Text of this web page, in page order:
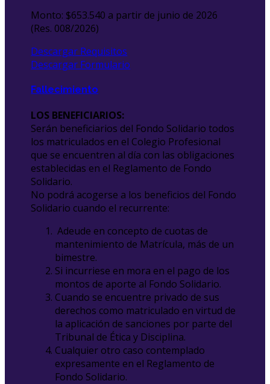
Monto: $653.540 a partir de junio de 2026
(Res. 008/2026)
Descargar Requisitos
Descargar Formulario
Fallecimiento
LOS BENEFICIARIOS:
Serán beneficiarios del Fondo Solidario todos
los matriculados en el Colegio Profesional
que se encuentren al día con las obligaciones
establecidas en el Reglamento de Fondo
Solidario.
No podrá acogerse a los beneficios del Fondo
Solidario cuando el recurrente:
Adeude en concepto de cuotas de
mantenimiento de Matrícula, más de un
bimestre.
Si incurriese en mora en el pago de los
montos de aporte al Fondo Solidario.
Cuando se encuentre privado de sus
derechos como matriculado en virtud de
la aplicación de sanciones por parte del
Tribunal de Ética y Disciplina.
Cualquier otro caso contemplado
expresamente en el Reglamento de
Fondo Solidario.